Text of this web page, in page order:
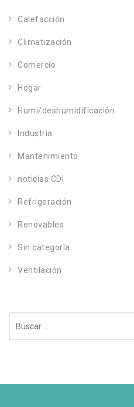
Calefacción
Climatización
Comercio
Hogar
Humi/deshumidificación
Industria
Mantenimiento
noticias CDI
Refrigeración
Renovables
Sin categoría
Ventilación